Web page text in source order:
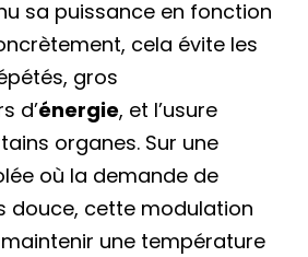
sa puissance en fonction
cela évite les
gros
d’énergie, et l’usure
organes. Sur une
où la demande de
douce, cette modulation
une température